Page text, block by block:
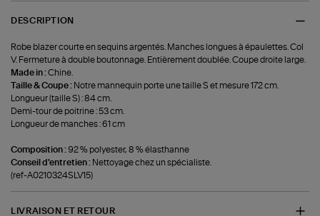
DESCRIPTION
Robe blazer courte en sequins argentés. Manches longues à épaulettes. Col
V. Fermeture à double boutonnage. Entièrement doublée. Coupe droite large.
Made in :Chine.
Taille & Coupe : Notre mannequin porte une taille S et mesure 172 cm.
Longueur (taille S) : 84 cm.
Demi-tour de poitrine : 53 cm.
Longueur de manches : 61 cm
Composition : 92 % polyester, 8 % élasthanne
Conseil d'entretien : Nettoyage chez un spécialiste.
(ref-A0210324SLV15)
LIVRAISON ET RETOUR